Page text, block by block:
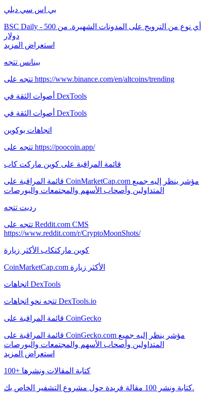
بي اس سي ديلي
BSC Daily - أي نوع من الترويج على المدونات الشهيرة. من 500
دولار
استعراض المزيد
بينانس تتجه
تتجه على https://www.binance.com/en/altcoins/trending
أصوات الثقة في DexTools
أصوات الثقة في DexTools
اتجاهات بوكوين
تتجه على https://poocoin.app/
قائمة المراقبة على كوين ماركت كاب
قائمة المراقبة على CoinMarketCap.com مؤشر ينظر إليه جميع
المتداولين وأصحاب الأسهم والمجتمعات والبورصات
رديت تتجه
تتجه على Reddit.com CMS
https://www.reddit.com/r/CryptoMoonShots/
كوين ماركتكاب الأكثر زيارة
CoinMarketCap.com الأكثر زيارة
اتجاهات DexTools
تتجه نحو اتجاهات DexTools.io
قائمة المراقبة على CoinGecko
قائمة المراقبة على CoinGecko.com مؤشر ينظر إليه جميع
المتداولين وأصحاب الأسهم والمجتمعات والبورصات
استعراض المزيد
100+ كتابة المقالات ونشرها
كتابة ونشر 100 مقالة فريدة حول مشروع التشفير الخاص بك.